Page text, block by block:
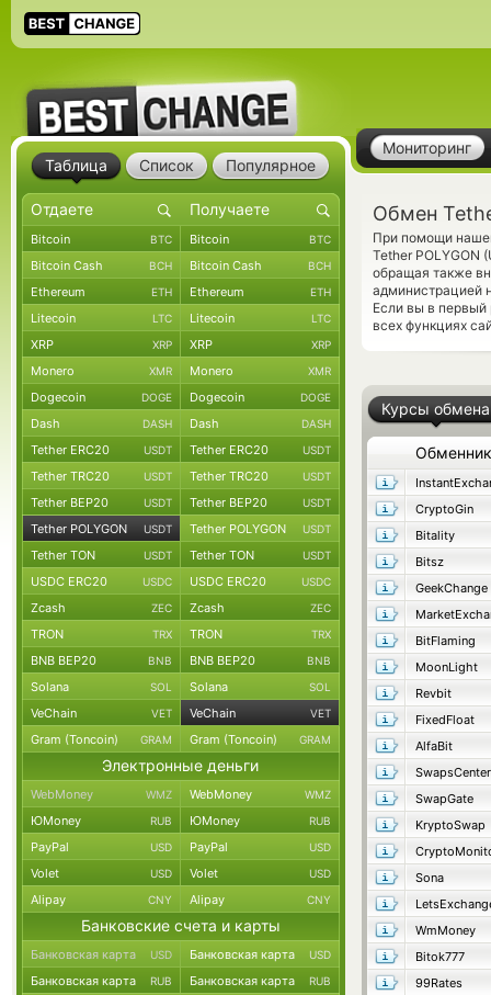
Мониторинг
Обмен
При помощи
Tether POLYGON
обращая также
администрацией
Если вы в первый
всех функциях
Курсы обмена
Обменник
CryptoGin
Bitality
Bitsz
GeekChange
BitFlaming
MoonLight
Revbit
FixedFloat
AlfaBit
SwapsCenter
SwapGate
KryptoSwap
Sona
WmMoney
Bitok777
99Rates
Таблица Список Популярное
Bitcoin BTC Bitcoin BTC
Bitcoin Cash BCH Bitcoin Cash BCH
Ethereum ETH Ethereum ETH
Litecoin LTC Litecoin LTC
XRP XRP XRP XRP
Monero XMR Monero XMR
Dogecoin DOGE Dogecoin DOGE
Dash DASH Dash DASH
Tether ERC20 USDT Tether ERC20 USDT
Tether TRC20 USDT Tether TRC20 USDT
Tether BEP20 USDT Tether BEP20 USDT
Tether POLYGON USDT Tether POLYGON USDT
Tether TON USDT Tether TON USDT
USDC ERC20 USDC USDC ERC20 USDC
Zcash ZEC Zcash ZEC
TRON TRX TRON TRX
BNB BEP20 BNB BNB BEP20 BNB
Solana SOL Solana SOL
VeChain VET VeChain VET
Gram (Toncoin) GRAM Gram (Toncoin) GRAM
Электронные деньги
WebMoney WMZ WebMoney WMZ
ЮMoney RUB ЮMoney RUB
PayPal USD PayPal USD
Volet USD Volet USD
Alipay CNY Alipay CNY
Банковские счета и карты
Банковская карта USD Банковская карта USD
Банковская карта RUB Банковская карта RUB